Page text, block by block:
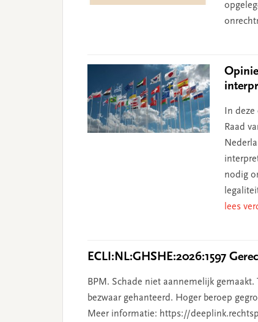
In
Raad
nodig
lees
ECLI:NL:GHSHE:2026:1597
BPM. Schade niet aannemelijk
bezwaar gehanteerd. Hoger beroep
Meer informatie: https://